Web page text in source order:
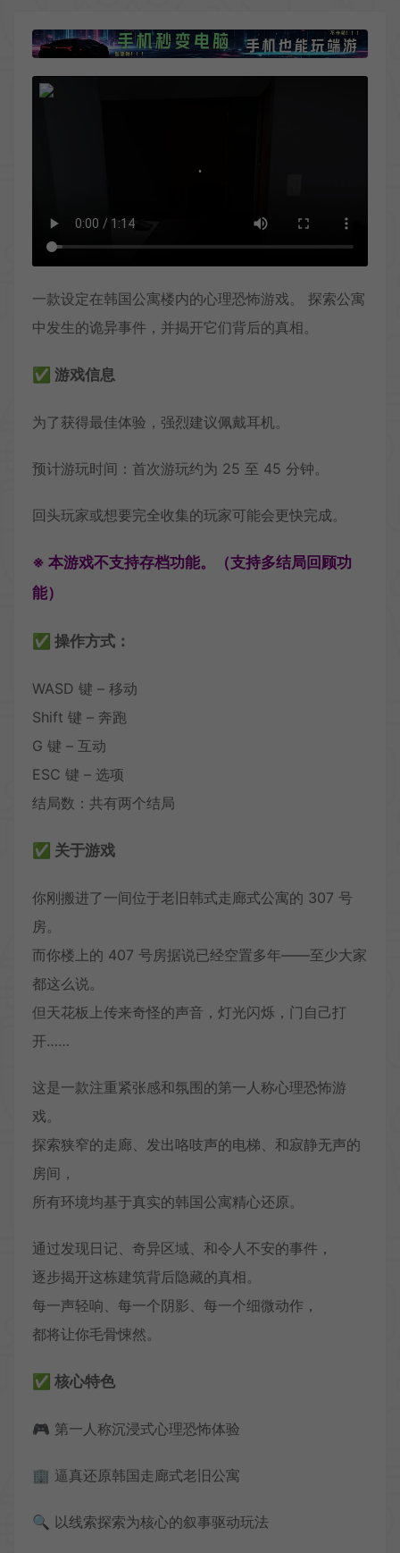
一款设定在韩国公寓楼内的心理恐怖游戏。 探索公寓
中发生的诡异事件，并揭开它们背后的真相。
✅ 游戏信息
为了获得最佳体验，强烈建议佩戴耳机。
预计游玩时间：首次游玩约为 25 至 45 分钟。
回头玩家或想要完全收集的玩家可能会更快完成。
※ 本游戏不支持存档功能。（支持多结局回顾功
能）
✅ 操作方式：
WASD 键 – 移动
Shift 键 – 奔跑
G 键 – 互动
ESC 键 – 选项
结局数：共有两个结局
✅ 关于游戏
你刚搬进了一间位于老旧韩式走廊式公寓的 307 号
房。
而你楼上的 407 号房据说已经空置多年——至少大家
都这么说。
但天花板上传来奇怪的声音，灯光闪烁，门自己打
开……
这是一款注重紧张感和氛围的第一人称心理恐怖游
戏。
探索狭窄的走廊、发出咯吱声的电梯、和寂静无声的
房间，
所有环境均基于真实的韩国公寓精心还原。
通过发现日记、奇异区域、和令人不安的事件，
逐步揭开这栋建筑背后隐藏的真相。
每一声轻响、每一个阴影、每一个细微动作，
都将让你毛骨悚然。
✅ 核心特色
🎮 第一人称沉浸式心理恐怖体验
🏢 逼真还原韩国走廊式老旧公寓
🔍 以线索探索为核心的叙事驱动玩法